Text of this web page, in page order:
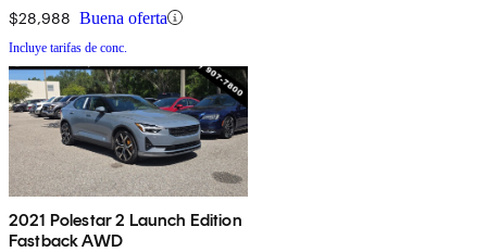
$28,988 Buena oferta
Incluye tarifas de conc.
2021 Polestar 2 Launch Edition
Fastback AWD